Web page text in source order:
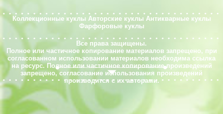
Коллекционные куклы Авторские куклы Антикварные куклы
Фарфоровые куклы
Все права защищены.
Полное или частичное копирование материалов запрещено, при
согласованном использовании материалов необходима ссылка
на ресурс. Полное или частичное копирование произведений
запрещено, согласование использования произведений
производится с их авторами.